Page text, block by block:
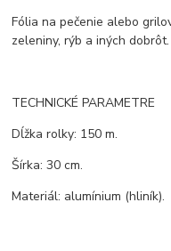
Fólia na pečenie alebo
zeleniny, rýb a iných dobrôt.
TECHNICKÉ PARAMETRE
Dĺžka rolky: 150 m.
Šírka: 30 cm.
Materiál: alumínium (hliník).